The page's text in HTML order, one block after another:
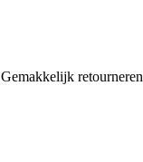
Gemakkelijk retourneren